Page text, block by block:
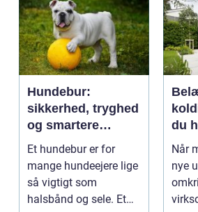
Hundebur:
sikkerhed, tryghed
og smartere
hverdag med hund
Et hundebur er for
mange hundeejere lige
så vigtigt som
halsbånd og sele. Et
du
Når
nye